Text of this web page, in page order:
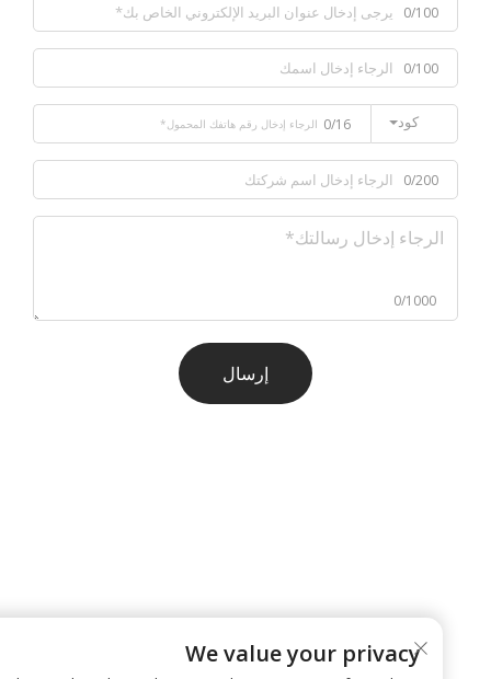
0/16
إرسال
We value your privacy